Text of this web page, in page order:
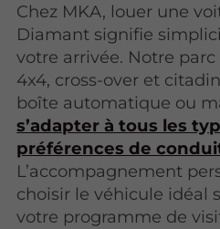
Chez MKA, louer une
Diamant signifie
votre arrivée. Notre
4x4, cross-over et
boîte automatique ou
s’adapter à tous les
préférences de
L’accompagnement
choisir le véhicule idéal
votre programme de